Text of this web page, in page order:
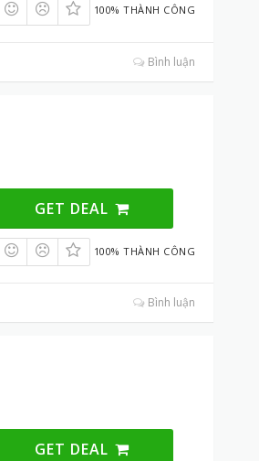
100% THÀNH CÔNG
Bình luận
GET DEAL
100% THÀNH CÔNG
Bình luận
GET DEAL